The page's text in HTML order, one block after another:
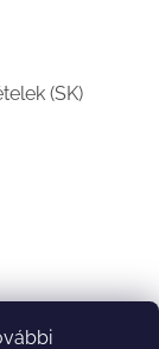
(SK)